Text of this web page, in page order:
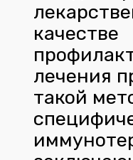
качестве
лечения
такой